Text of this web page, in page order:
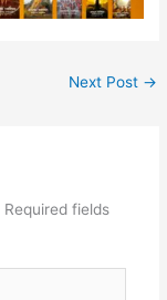
Next Post →
Required fields